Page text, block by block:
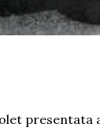
presentata